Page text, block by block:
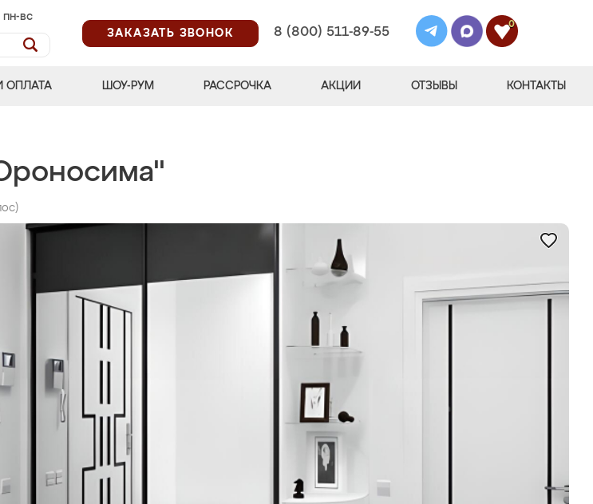
пн-вс
ЗАКАЗАТЬ ЗВОНОК
8 (800) 511-89-55
0
ОПЛАТА ШОУ-РУМ РАССРОЧКА АКЦИИ ОТЗЫВЫ КОНТАКТЫ